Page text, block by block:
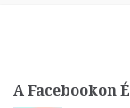
A Facebookon